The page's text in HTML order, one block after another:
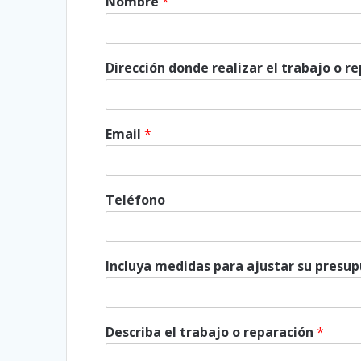
Dirección donde realizar el trabajo o
Email*
Teléfono
Incluya medidas para ajustar su
Describa el trabajo o reparación*